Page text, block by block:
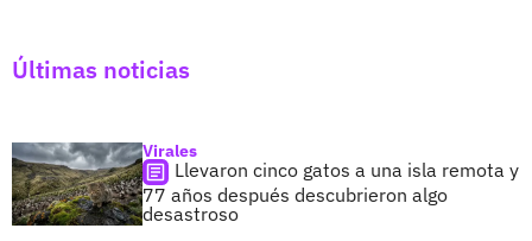
Últimas noticias
Virales
Llevaron cinco gatos a una isla remota y
77 años después descubrieron algo
desastroso